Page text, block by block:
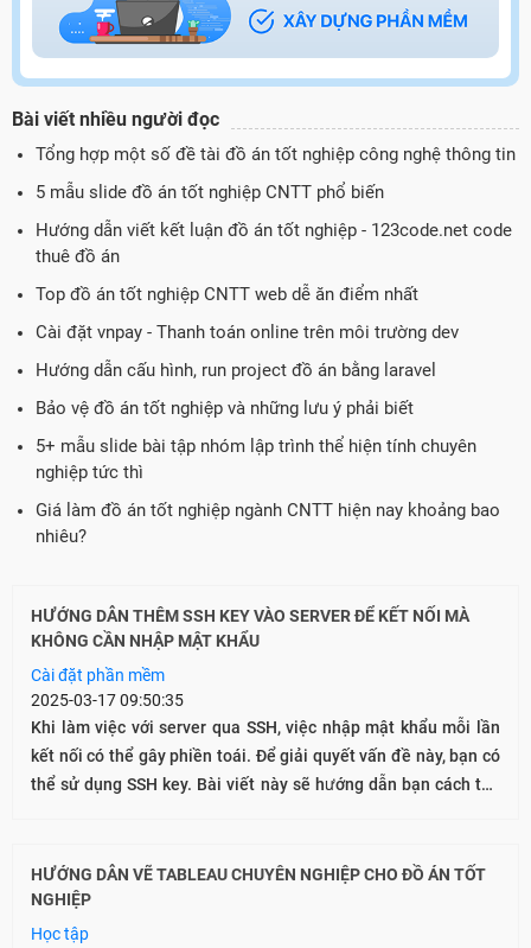
Bài viết nhiều người đọc
Tổng hợp một số đề tài đồ án tốt nghiệp công nghệ thông tin
5 mẫu slide đồ án tốt nghiệp CNTT phổ biến
Hướng dẫn viết kết luận đồ án tốt nghiệp - 123code.net code
thuê đồ án
Top đồ án tốt nghiệp CNTT web dễ ăn điểm nhất
Cài đặt vnpay - Thanh toán online trên môi trường dev
Hướng dẫn cấu hình, run project đồ án bằng laravel
Bảo vệ đồ án tốt nghiệp và những lưu ý phải biết
5+ mẫu slide bài tập nhóm lập trình thể hiện tính chuyên
nghiệp tức thì
Giá làm đồ án tốt nghiệp ngành CNTT hiện nay khoảng bao
nhiêu?
HƯỚNG DẪN THÊM SSH KEY VÀO SERVER ĐỂ KẾT NỐI MÀ
KHÔNG CẦN NHẬP MẬT KHẨU
Cài đặt phần mềm
2025-03-17 09:50:35
Khi làm việc với server qua SSH, việc nhập mật khẩu mỗi lần
kết nối có thể gây phiền toái. Để giải quyết vấn đề này, bạn có
thể sử dụng SSH key. Bài viết này sẽ hướng dẫn bạn cách tạo
HƯỚNG DẪN VẼ TABLEAU CHUYÊN NGHIỆP CHO ĐỒ ÁN TỐT
NGHIỆP
Học tập